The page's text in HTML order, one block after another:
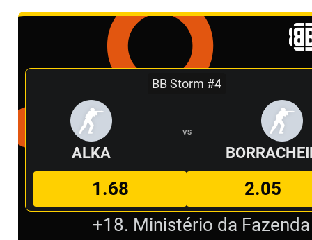
BB Storm #4
ALKA
VS
1.68
2.05
+18. Ministério da